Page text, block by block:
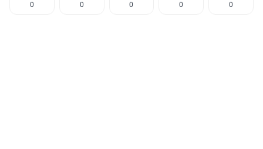
0 0 0 0 0